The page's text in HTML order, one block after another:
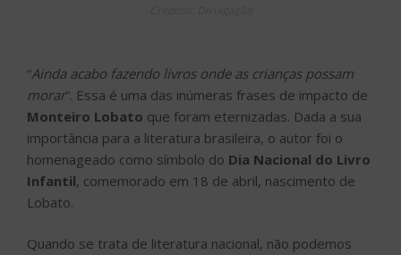
“Ainda acabo fazendo livros onde as crianças possam
morar“. Essa é uma das inúmeras frases de impacto de
Monteiro Lobato que foram eternizadas. Dada a sua
importância para a literatura brasileira, o autor foi o
homenageado como símbolo do Dia Nacional do Livro
Infantil, comemorado em 18 de abril, nascimento de
Lobato.
Quando se trata de literatura nacional, não podemos